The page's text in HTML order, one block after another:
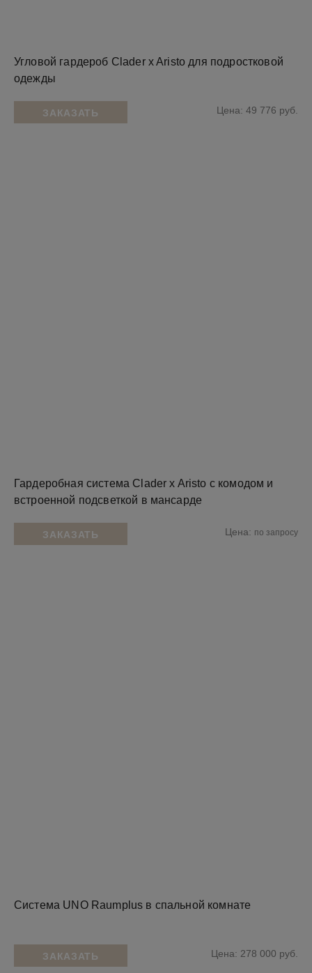
Угловой гардероб Clader x Aristo для подростковой
одежды
ЗАКАЗАТЬ Цена: 49 776 руб.
Гардеробная система Clader x Aristo с комодом и
встроенной подсветкой в мансарде
ЗАКАЗАТЬ Цена: по запросу
Система UNO Raumplus в спальной комнате
ЗАКАЗАТЬ Цена: 278 000 руб.